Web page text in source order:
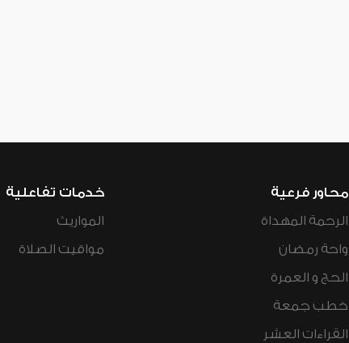
محاور فرعية
الرحمة المهداة
واحة رمضان
الحج و العمرة
خطب جمعة
القراءات العشر
خدمات تفاعلية
المواريث
مواقيت الصلاة